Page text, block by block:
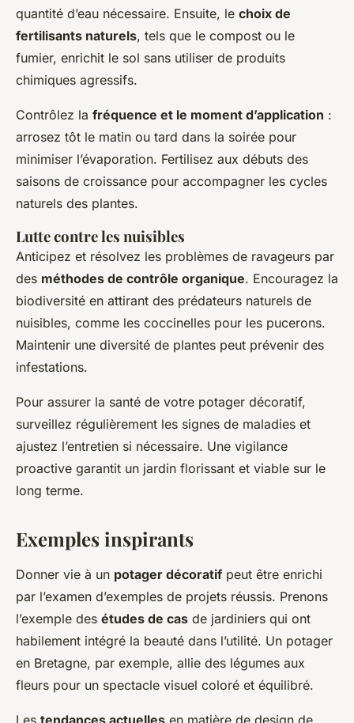
quantité d’eau nécessaire. Ensuite, le choix de
fertilisants naturels, tels que le compost ou le
fumier, enrichit le sol sans utiliser de produits
chimiques agressifs.
Contrôlez la fréquence et le moment d’application :
arrosez tôt le matin ou tard dans la soirée pour
minimiser l’évaporation. Fertilisez aux débuts des
saisons de croissance pour accompagner les cycles
naturels des plantes.
Lutte contre les nuisibles
Anticipez et résolvez les problèmes de ravageurs par
des méthodes de contrôle organique. Encouragez la
biodiversité en attirant des prédateurs naturels de
nuisibles, comme les coccinelles pour les pucerons.
Maintenir une diversité de plantes peut prévenir des
infestations.
Pour assurer la santé de votre potager décoratif,
surveillez régulièrement les signes de maladies et
ajustez l’entretien si nécessaire. Une vigilance
proactive garantit un jardin florissant et viable sur le
long terme.
Exemples inspirants
Donner vie à un potager décoratif peut être enrichi
par l’examen d’exemples de projets réussis. Prenons
l’exemple des études de cas de jardiniers qui ont
habilement intégré la beauté dans l’utilité. Un potager
en Bretagne, par exemple, allie des légumes aux
fleurs pour un spectacle visuel coloré et équilibré.
Les tendances actuelles en matière de design de